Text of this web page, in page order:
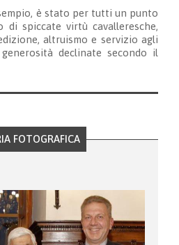
è stato per tutti un punto
spiccate virtù cavalleresche,
altruismo e servizio agli
declinate secondo il
FOTOGRAFICA